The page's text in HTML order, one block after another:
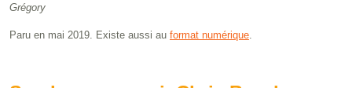
Grégory
Paru en mai 2019. Existe aussi au format numérique